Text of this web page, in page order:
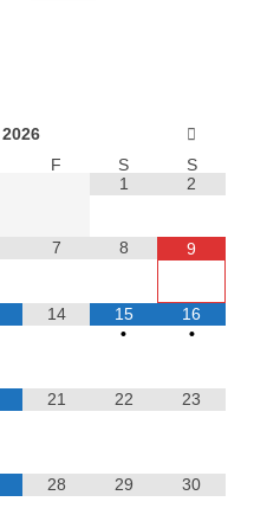
2026
F S
S
1
2
7 8 9
14
15
•
16
•
21 22 23
28 29 30